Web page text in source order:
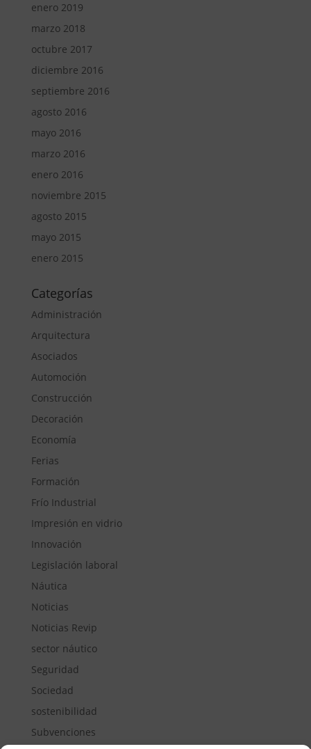
enero 2019
marzo 2018
octubre 2017
diciembre 2016
septiembre 2016
agosto 2016
mayo 2016
marzo 2016
enero 2016
noviembre 2015
agosto 2015
mayo 2015
enero 2015
Categorías
Administración
Arquitectura
Asociados
Automoción
Construcción
Decoración
Economía
Ferias
Formación
Frío Industrial
Impresión en vidrio
Innovación
Legislación laboral
Náutica
Noticias
Noticias Revip
sector náutico
Seguridad
Sociedad
sostenibilidad
Subvenciones